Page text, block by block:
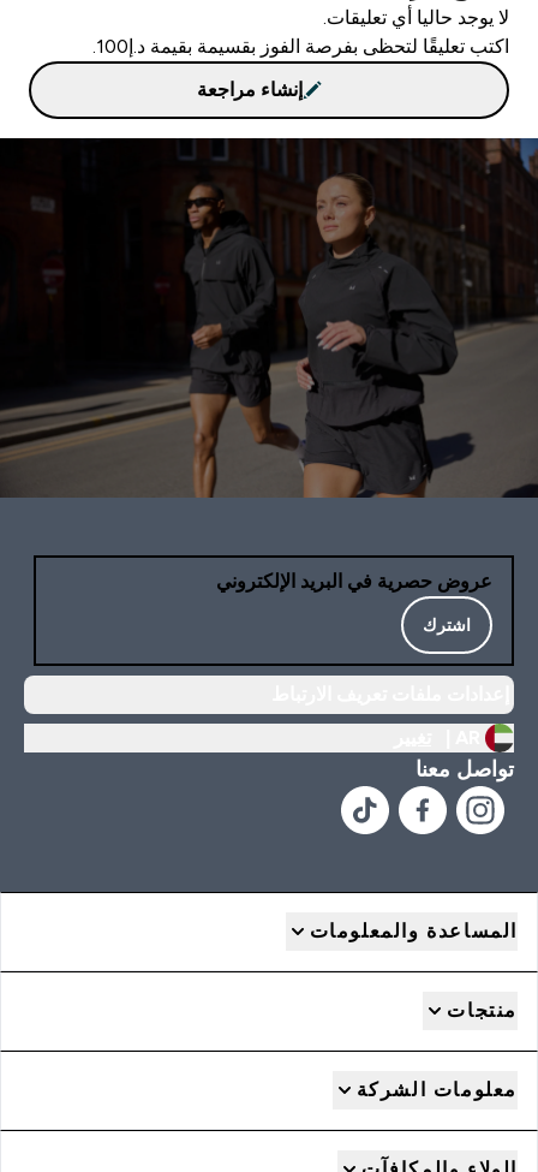
لا يوجد حاليا أي تعليقات.
اكتب تعليقًا لتحظى بفرصة الفوز بقسيمة بقيمة د.إ100.
إنشاء مراجعة
عروض حصرية في البريد الإلكتروني
اشترك
تواصل معنا
المساعدة والمعلومات
منتجات
معلومات الشركة